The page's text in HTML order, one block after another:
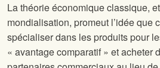
La théorie économique classique,
mondialisation, promeut l’idée que
spécialiser dans les produits pour
« avantage comparatif » et acheter